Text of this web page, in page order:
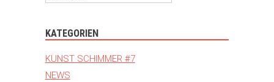
KATEGORIEN
KUNST SCHIMMER #7
NEWS